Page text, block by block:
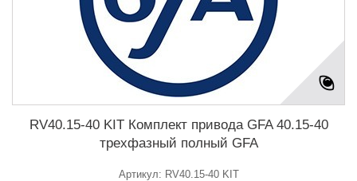
RV40.15-40 KIT Комплект привода GFA 40.15-40
трехфазный полный GFA
Артикул: RV40.15-40 KIT